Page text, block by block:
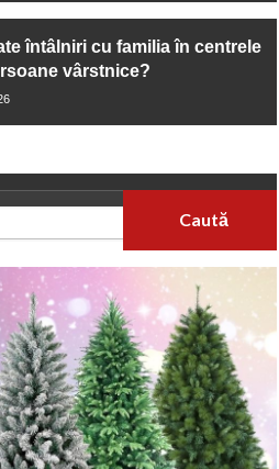
întâlniri cu familia în centrele
vârstnice?